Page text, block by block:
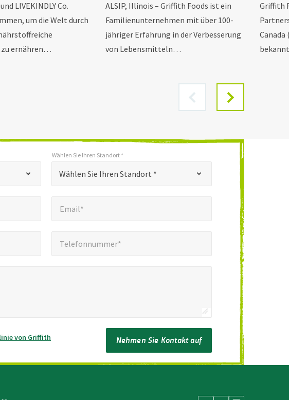
LIVEKINDLY Co.
um die Welt durch
ernähren…
ALSIP, Illinois – Griffith Foods ist ein
Familienunternehmen mit über 100-
jähriger Erfahrung in der Verbesserung
von Lebensmitteln…
Griffith
Canada
Wählen Sie Ihren Standort *
Wählen Sie Ihren Standort *
Email*
Telefonnummer*
von Griffith
Nehmen Sie Kontakt auf